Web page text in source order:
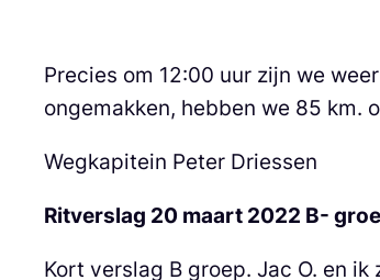
Precies om 12:00 uur zijn we
ongemakken, hebben we 85 km.
Wegkapitein Peter Driessen
Ritverslag 20 maart 2022 B-
Kort verslag B groep. Jac O. en